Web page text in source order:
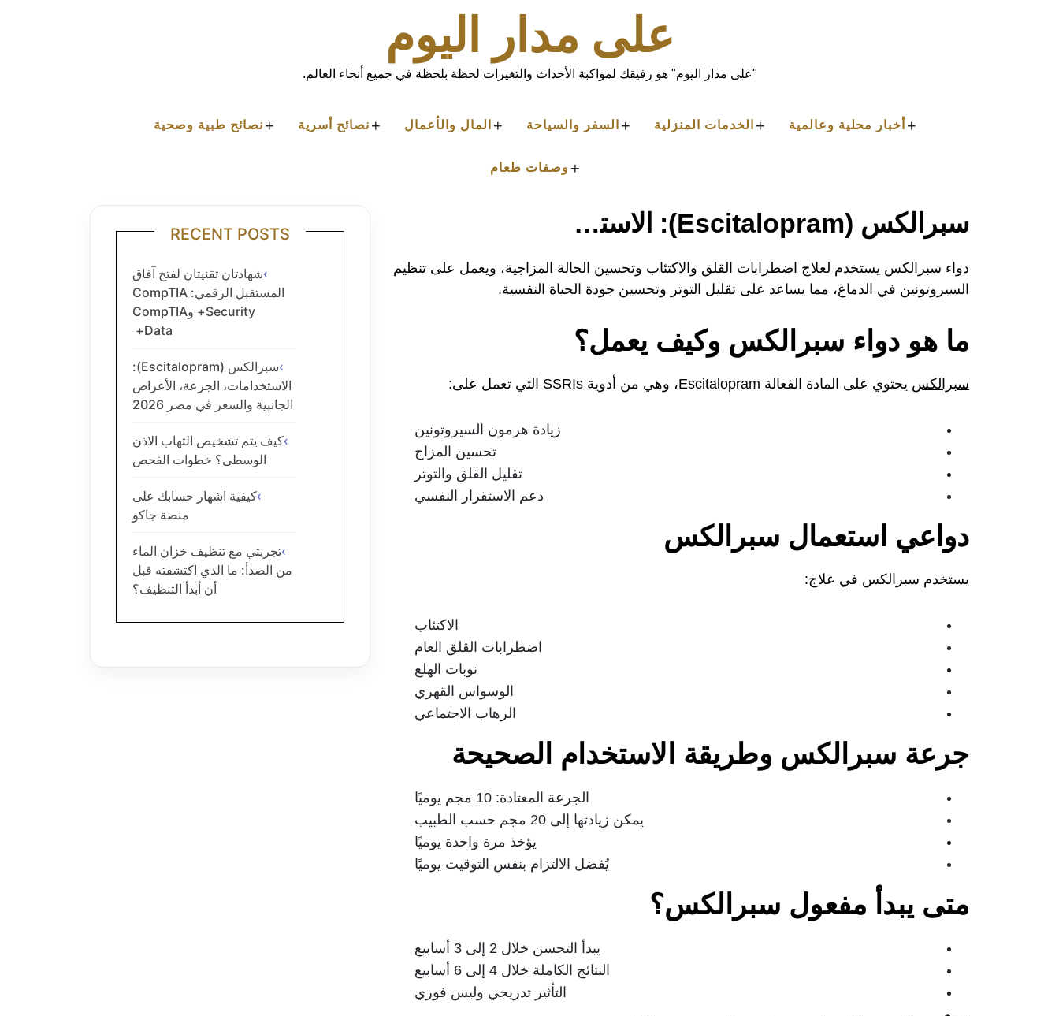
على مدار اليوم
"على مدار اليوم" هو رفيقك لمواكبة الأحداث والتغيرات لحظة بلحظة في جميع أنحاء العالم.
أخبار محلية وعالمية + الخدمات المنزلية + السفر والسياحة + المال والأعمال + نصائح أسرية + نصائح طبية وصحية +
وصفات طعام +
سبرالكس (Escitalopram): الاستخدامات، الجرعة، الأعراض الجانبية والسعر في مصر 2026
دواء سبرالكس يستخدم لعلاج اضطرابات القلق والاكتئاب وتحسين الحالة المزاجية، ويعمل على تنظيم
السيروتونين في الدماغ، مما يساعد على تقليل التوتر وتحسين جودة الحياة النفسية.
ما هو دواء سبرالكس وكيف يعمل؟
سبرالكس يحتوي على المادة الفعالة Escitalopram، وهي من أدوية SSRIs التي تعمل على:
زيادة هرمون السيروتونين
تحسين المزاج
تقليل القلق والتوتر
دعم الاستقرار النفسي
دواعي استعمال سبرالكس
يستخدم سبرالكس في علاج:
الاكتئاب
اضطرابات القلق العام
نوبات الهلع
الوسواس القهري
الرهاب الاجتماعي
جرعة سبرالكس وطريقة الاستخدام الصحيحة
الجرعة المعتادة: 10 مجم يوميًا
يمكن زيادتها إلى 20 مجم حسب الطبيب
يؤخذ مرة واحدة يوميًا
يُفضل الالتزام بنفس التوقيت يوميًا
متى يبدأ مفعول سبرالكس؟
يبدأ التحسن خلال 2 إلى 3 أسابيع
النتائج الكاملة خلال 4 إلى 6 أسابيع
التأثير تدريجي وليس فوري
RECENT POSTS
شهادتان تقنيتان لفتح آفاق
المستقبل الرقمي: CompTIA
Security+ وCompTIA
Data+
سبرالكس (Escitalopram):
الاستخدامات، الجرعة، الأعراض
الجانبية والسعر في مصر 2026
كيف يتم تشخيص التهاب الاذن
الوسطى؟ خطوات الفحص
كيفية اشهار حسابك على
منصة جاكو
تجربتي مع تنظيف خزان الماء
من الصدأ: ما الذي اكتشفته قبل
أن أبدأ التنظيف؟